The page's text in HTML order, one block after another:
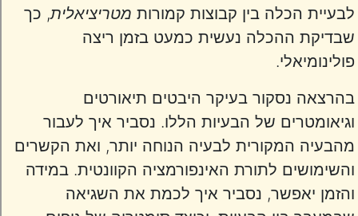
לבעיית הכלה בין קבוצות קמורות מטריציאלית, כך
שבדיקת ההכלה נעשית כמעט בזמן ריצה
פולינומיאלי.
בהרצאה נסקור בעיקר היבטים תיאורטים
וגיאומטרים של הבעיות הללו. נסביר איך לעבור
מהבעיה המקורית לבעיה הנוחה יותר, ואת הקשרים
והשימושים לתורת האינפורמציה הקוונטית. במידה
והזמן יאפשר, נסביר איך לכמת את השגיאה